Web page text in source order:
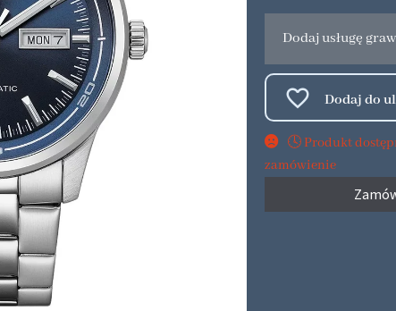
Dodaj usługę
🕓 Produkt
zamówienie